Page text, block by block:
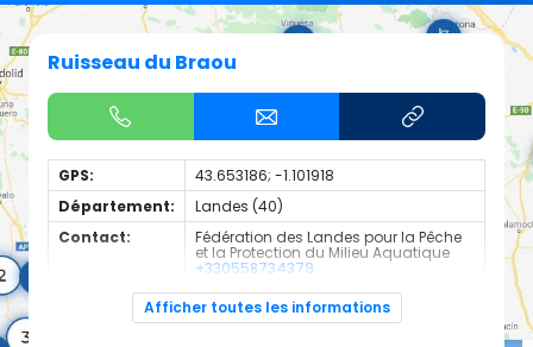
Ruisseau du Braou
GPS:
43.653186; -1.101918
Département:
Landes (40)
Contact:
Fédération des Landes pour la Pêche
et la Protection du Milieu Aquatique
+330558734379
Espèces de
Carnassier, carpe, poisson blanc
Afficher toutes les informations